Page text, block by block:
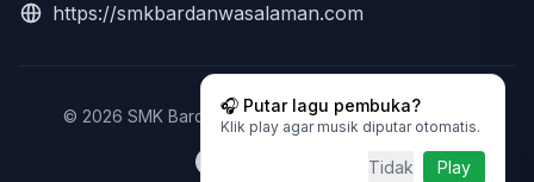
🎧 Putar lagu pembuka?
Klik play agar musik diputar otomatis.
Tidak Play
https://smkbardanwasalaman.com
© 2026 SMK Bardan Wasalaman. All rights reserved.